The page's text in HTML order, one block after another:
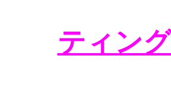
ティン